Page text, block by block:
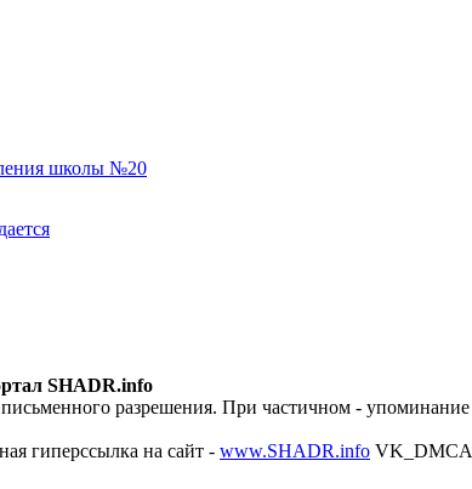
школы №20
SHADR.info
разрешения. При частичном - упоминание
гиперссылка на сайт - www.SHADR.info VK_DMCA